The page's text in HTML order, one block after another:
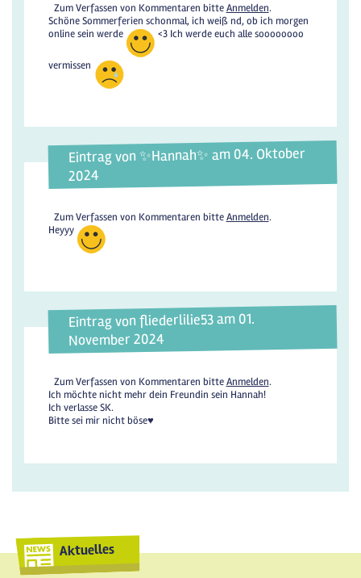
Zum Verfassen von Kommentaren bitteAnmelden.
Schöne Sommerferien schonmal, ich weiß nd, ob ich morgen
online sein werde
<3 Ich werde euch alle soooooooo
vermissen
Eintrag von ✨️Hannah✨️ am 04. Oktober
2024
Zum Verfassen von Kommentaren bitteAnmelden.
Heyyy
Eintrag von fliederlilie53 am 01.
November 2024
Zum Verfassen von Kommentaren bitteAnmelden.
Ich möchte nicht mehr dein Freundin sein Hannah!
Ich verlasse SK.
Bitte sei mir nicht böse♥️
Aktuelles